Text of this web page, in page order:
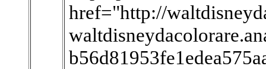
href="http://